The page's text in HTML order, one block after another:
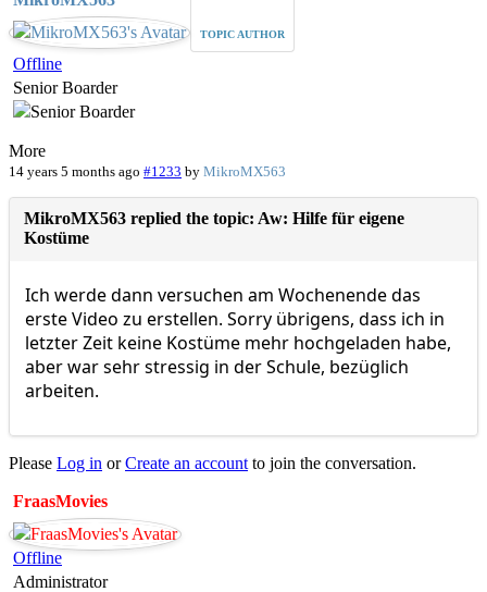
TOPIC AUTHOR
Offline
Senior Boarder
More
14 years 5 months ago #1233 by MikroMX563
MikroMX563 replied the topic: Aw: Hilfe für eigene
Kostüme
Ich werde dann versuchen am Wochenende das
erste Video zu erstellen. Sorry übrigens, dass ich in
letzter Zeit keine Kostüme mehr hochgeladen habe,
aber war sehr stressig in der Schule, bezüglich
arbeiten.
Please Log in orCreate an account to join the conversation.
FraasMovies
Offline
Administrator